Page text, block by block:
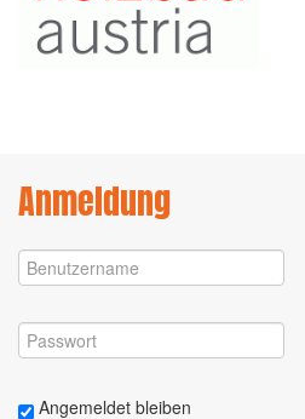
Anmeldung
Angemeldet bleiben